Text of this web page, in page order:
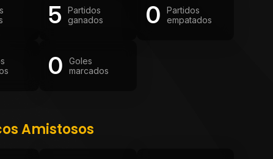
5
Partidos
ganados
0
Partidos
empatados
0
Goles
marcados
Amistosos